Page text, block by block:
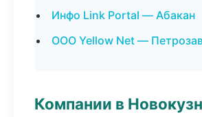
Инфо Link Portal — Абакан
ООО Yellow Net —
Компании в